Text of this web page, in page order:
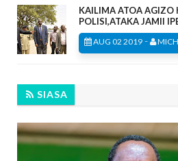
KAILIMA ATOA AGIZO
POLISI,ATAKA JAMII
AUG 02 2019 -
SIASA